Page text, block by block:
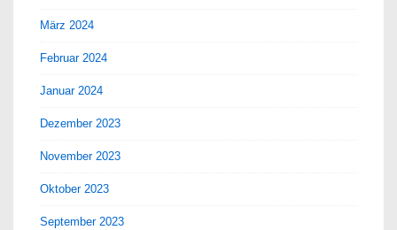
März 2024
Februar 2024
Januar 2024
Dezember 2023
November 2023
Oktober 2023
September 2023